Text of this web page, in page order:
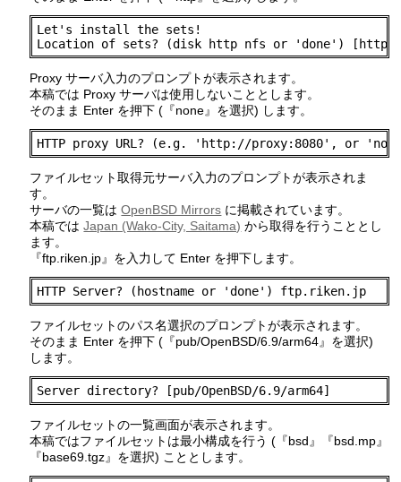
Let's install the sets!
Location of sets? (disk http nfs or 'done') [http]
Proxy サーバ入力のプロンプトが表示されます。
本稿では Proxy サーバは使用しないこととします。
そのまま Enter を押下 (『none』を選択) します。
HTTP proxy URL? (e.g. 'http://proxy:8080', or
ファイルセット取得元サーバ入力のプロンプトが表示されま
す。
サーバの一覧はOpenBSD Mirrors に掲載されています。
本稿ではJapan (Wako-City, Saitama) から取得を行うこととし
ます。
『ftp.riken.jp』を入力して Enter を押下します。
HTTP Server? (hostname or 'done') ftp.riken.jp
ファイルセットのパス名選択のプロンプトが表示されます。
そのまま Enter を押下 (『pub/OpenBSD/6.9/arm64』を選択)
します。
Server directory? [pub/OpenBSD/6.9/arm64]
ファイルセットの一覧画面が表示されます。
本稿ではファイルセットは最小構成を行う (『bsd』『bsd.mp』
『base69.tgz』を選択) こととします。